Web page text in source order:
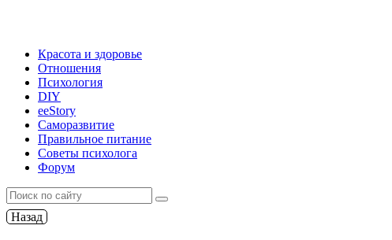
Красота и здоровье
Отношения
Психология
DIY
ееStory
Саморазвитие
Правильное питание
Советы психолога
Форум
Назад